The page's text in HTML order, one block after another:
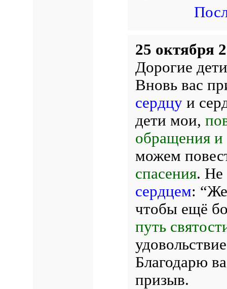
25 октября
Дорогие
Вновь вас
сердцуи
дети мои,
обращения и
можем
спасения. Не
сердцем:
чтобы ещё
путь
Благодарю
призыв.